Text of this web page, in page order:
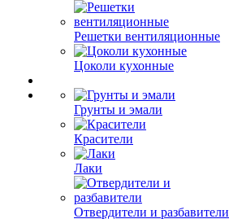
Решетки вентиляционные
Цоколи кухонные
Грунты и эмали
Красители
Лаки
Отвердители и разбавители